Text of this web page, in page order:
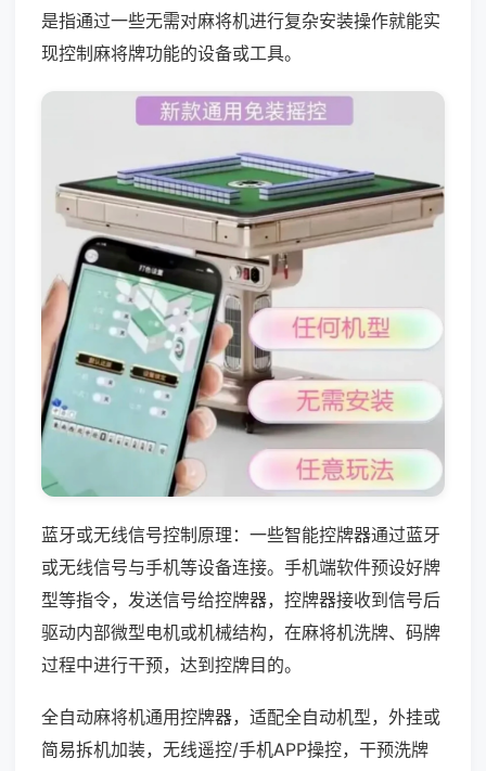
是指通过一些无需对麻将机进行复杂安装操作就能实
现控制麻将牌功能的设备或工具。
蓝牙或无线信号控制原理：一些智能控牌器通过蓝牙
或无线信号与手机等设备连接。手机端软件预设好牌
型等指令，发送信号给控牌器，控牌器接收到信号后
驱动内部微型电机或机械结构，在麻将机洗牌、码牌
过程中进行干预，达到控牌目的。
全自动麻将机通用控牌器，适配全自动机型，外挂或
简易拆机加装，无线遥控/手机APP操控，干预洗牌